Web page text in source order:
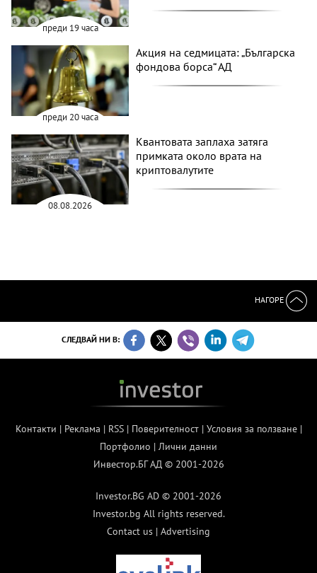
преди 19 часа
преди 20 часа
Акция на седмицата: „Българска
фондова борса“ АД
08.08.2026
Квантовата заплаха затяга
примката около врата на
криптовалутите
НАГОРЕ
СЛЕДВАЙ НИ В:
Контакти | Реклама | RSS| Поверителност| Условия за ползване|
Портфолио | Лични данни
Инвестор.БГ АД © 2001-2026
Investor.BG AD © 2001-2026
Investor.bg All rights reserved.
Contact us | Advertising